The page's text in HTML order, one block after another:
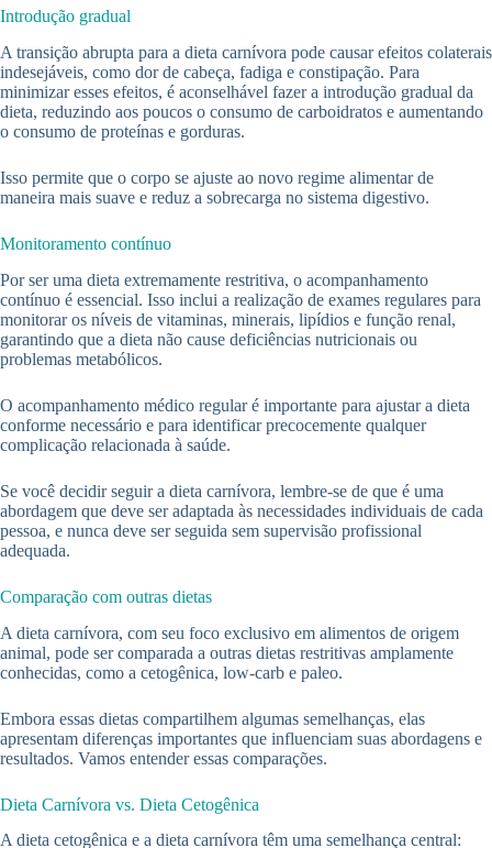
Introdução gradual
A transição abrupta para a dieta carnívora pode causar efeitos colaterais
indesejáveis, como dor de cabeça, fadiga e constipação. Para
minimizar esses efeitos, é aconselhável fazer a introdução gradual da
dieta, reduzindo aos poucos o consumo de carboidratos e aumentando
o consumo de proteínas e gorduras.
Isso permite que o corpo se ajuste ao novo regime alimentar de
maneira mais suave e reduz a sobrecarga no sistema digestivo.
Monitoramento contínuo
Por ser uma dieta extremamente restritiva, o acompanhamento
contínuo é essencial. Isso inclui a realização de exames regulares para
monitorar os níveis de vitaminas, minerais, lipídios e função renal,
garantindo que a dieta não cause deficiências nutricionais ou
problemas metabólicos.
O acompanhamento médico regular é importante para ajustar a dieta
conforme necessário e para identificar precocemente qualquer
complicação relacionada à saúde.
Se você decidir seguir a dieta carnívora, lembre-se de que é uma
abordagem que deve ser adaptada às necessidades individuais de cada
pessoa, e nunca deve ser seguida sem supervisão profissional
adequada.
Comparação com outras dietas
A dieta carnívora, com seu foco exclusivo em alimentos de origem
animal, pode ser comparada a outras dietas restritivas amplamente
conhecidas, como a cetogênica, low-carb e paleo.
Embora essas dietas compartilhem algumas semelhanças, elas
apresentam diferenças importantes que influenciam suas abordagens e
resultados. Vamos entender essas comparações.
Dieta Carnívora vs. Dieta Cetogênica
A dieta cetogênica e a dieta carnívora têm uma semelhança central: